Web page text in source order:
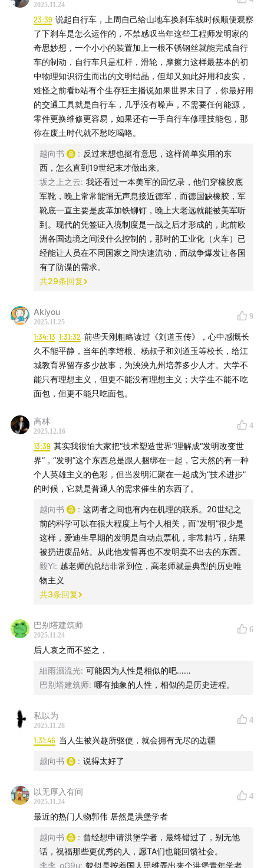
后续节目：从内部视角再看德国大学
- 参考文献 -
Thomas Nipperdey, Deutsche Geschichte 1866-1918,
Band I, Arbeitswelt und Bürgergeist, München: C. H.
Beck, 1990. （有部分内容直接引自该书。 ）
-音乐-
《樱花树下的家》——武大原创音乐协会
Science, the Endless Frontier这份报告在注重基础科学
研究和“科学自由”的原则方面继承了洪堡的理想，但已经
需要一再强调科学对国计民生的实际贡献，这正是土壤和
时代精神留下的印记。此处应该可以再展开一下，结尾有
些仓促了，不过也庆幸终于在感恩节假期之前赶了出来。
打赏方式：
1. 爱发电：afdian.com【推荐】
2. 在小宇宙平台直接打赏
台抽成，缺点也很大：我不知道这钱是谁给的。所以最好
能给我发封邮件（yuexiangshu2000@gmail.com），我
收到后必默念尊名以致谢。如果您在意这一点，或觉得麻
烦，可选其他方式。】
4. Patreon：www.patreon.com
【我的目标是在2026年12月31日之前完成约600分钟免费
且无广告的音频节目，目前已完成20%。】
互动方式：yuexiangshu2000@gmail.com
RSS：https://feed.xyzfm.space/qkayumjkkfxy
www.douban.com
Spotify链接：
2025.11.24
23:39 说起自行车，上周自己给山地车换刹车线时候顺便观察
了下刹车是怎么运作的，不禁感叹当年这些工程师发明家的
奇思妙想，一个小小的装置加上一根不锈钢丝就能完成自行
车的制动，自行车只是杠杆，滑轮，摩擦力这样最基本的初
中物理知识衍生而出的文明结晶，但却又如此好用和皮实，
难怪之前看b站有个生存狂主播说如果世界末日了，你最好用
的交通工具就是自行车，几乎没有噪声，不需要任何能源，
零件更换维修更容易，如果还有一手自行车修理技能包，那
你在废土时代就不愁吃喝咯。
越向书 : 反过来想也挺有意思，这样简单实用的东
西，怎么直到19世纪末才做出来。
坂之上之云: 我还看过一本美军的回忆录，他们穿橡胶底
军靴，晚上常常能悄无声息接近德军，而德国缺橡胶，军
靴底一直主要是皮革加铁铆钉，晚上大老远就能被美军听
到。现代的凭签证入境制度是一战之后才形成的，此前欧
洲各国边境之间没什么控制的，那时的工业化（火车）已
经能让人员在不同国家之间快速流动，而战争爆发让各国
有了防谍的需求。
共29条回复
Akiyou
2025.11.25
9
1:34:13 1:31:32 前些天刚粗略读过《刘道玉传》，心中感慨长
久不能平静，当年的李培根、杨叔子和刘道玉等校长，给江
城教育界留存多少故事，为泱泱九州培养多少人才。大学不
能只有理想主义，但更不能没有理想主义；大学生不能不吃
面包，但更不能只吃面包。
高林
2025.12.16
4
13:39 其实我很怕大家把“技术塑造世界”理解成“发明改变世
界”，“发明”这个东西总是跟人捆绑在一起，它天然的有一种
个人英雄主义的色彩，但当发明汇聚在一起成为“技术进步”
的时候，它就是普通人的需求催生的东西了。
越向书 : 这两者之间也有内在机理的联系。20世纪之
前的科学可以在很大程度上与个人相关，而“发明”很少是
这样，爱迪生早期的发明是自动点票机，非常精巧，结果
被扔进废品站。从此他发誓再也不发明卖不出去的东西。
毅Yi: 越老师的总结非常到位，高老师就是典型的历史唯
物主义
共3条回复
巴别塔建筑师
2025.11.24
6
后人哀之而不鉴之，
細雨濕流光: 可能因为人性是相似的吧……
巴别塔建筑师: 哪有抽象的人性，相似的是历史进程。
私以为
2025.11.28
4
1:31:46 当人生被兴趣所驱使，就会拥有无尽的边疆
越向书 : 说得太好了
以无厚入有间
2025.11.24
4
最近的热门人物郭伟 居然是洪堡学者
越向书 : 曾经想申请洪堡学者，最终错过了，别无他
话，祝福那些更优秀的人，愿TA们也能回馈社会。
李李_oG9u: 貌似是按着国人思维弄出来个洪堡青年学者